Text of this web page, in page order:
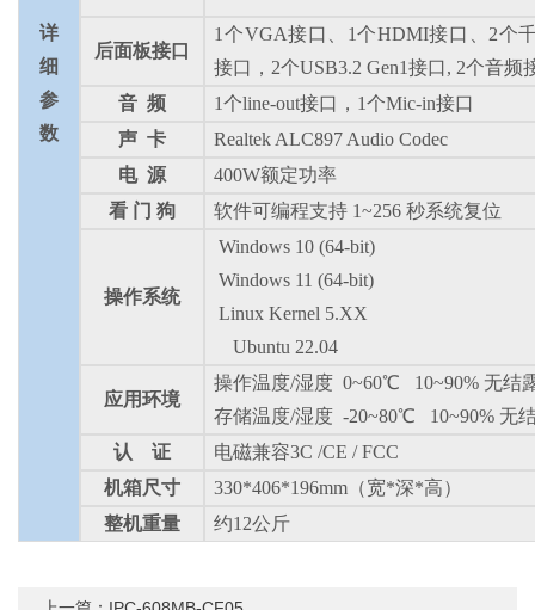
详
细
参
数
后面板接口
1个VGA接口、1个HDMI接口、2个
接口，2个USB3.2 Gen1接口, 2个音频
音 频
1个line-out接口，1个Mic-in接口
声 卡
Realtek ALC897 Audio Codec
电 源
400W额定功率
看 门 狗 软件可编程支持 1~256 秒系统复位
操作系统
Windows 10 (64-bit)
Windows 11 (64-bit)
Linux Kernel 5.XX
Ubuntu 22.04
应用环境
操作温度/湿度 0~60℃
10~90% 无结
存储温度/湿度 -20~80℃
10~90% 无
认
证 电磁兼容3C /CE / FCC
机箱尺寸
330*406*196mm（宽*深*高）
整机重量
约12公斤